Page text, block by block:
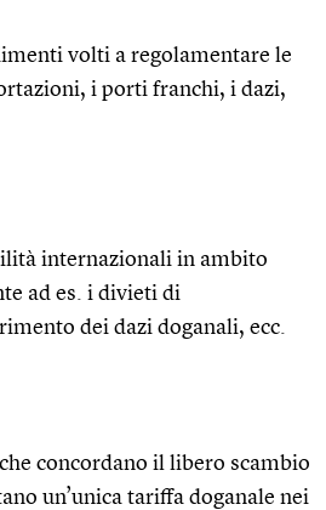
volti a regolamentare le
i porti franchi, i dazi,
internazionali in ambito
ad es. i divieti di
dei dazi doganali, ecc.
concordano il libero scambio
un’unica tariffa doganale nei